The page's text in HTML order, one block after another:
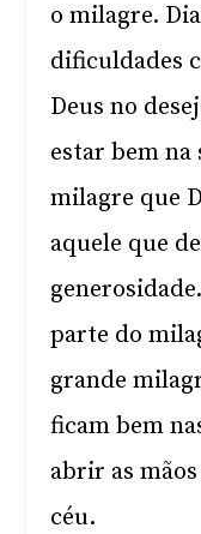
o milagre.
dificuldades
Deus no
estar bem na
milagre que
aquele que
parte do
grande
ficam bem
abrir as
céu.